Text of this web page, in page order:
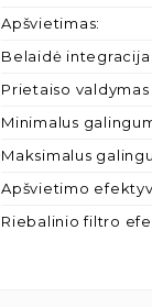
Apšvietimas:
Belaidė
Prietaiso
Minimalus
Maksimalus
Apšvietimo
Riebalinio filtro